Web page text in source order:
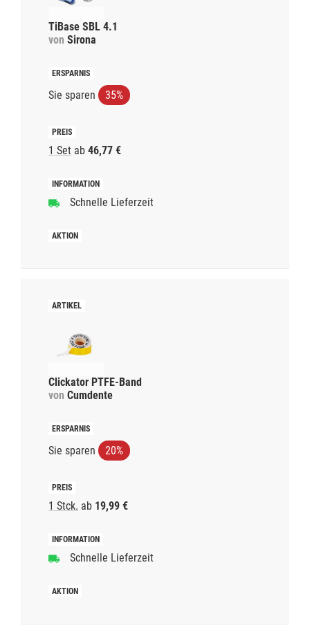
TiBase SBL 4.1
von Sirona
Sie sparen 35%
1 Set ab 46,77 €
Schnelle Lieferzeit
Clickator PTFE-Band
von Cumdente
Sie sparen 20%
1 Stck. ab 19,99 €
Schnelle Lieferzeit